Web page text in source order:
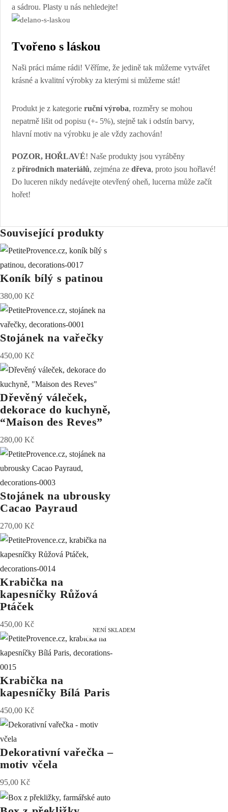
a sádrou. Plasty u nás nehledejte!
Tvořeno s láskou
Naši práci máme rádi! Věříme, že jedině tak můžeme vytvářet
krásné a kvalitní výrobky za kterými si můžeme stát!
Produkt je z kategorieruční výroba, rozměry se mohou
nepatrně lišit od popisu (+- 5%), stejně tak i odstín barvy,
hlavní motiv na výrobku je ale vždy zachován!
POZOR, HOŘLAVÉ! Naše produkty jsou vyráběny
zpřírodních materiálů, zejména zedřeva, proto jsou hořlavé!
Do luceren nikdy nedávejte otevřený oheň, lucerna může začít
hořet!
Související produkty
Koník bílý s patinou
380,00 Kč
Stojánek na vařečky
450,00 Kč
Dřevěný váleček,
dekorace do kuchyně,
“Maison des Reves”
280,00 Kč
Stojánek na ubrousky
Cacao Payraud
270,00 Kč
Krabička na
kapesníčky Růžová
Ptáček
450,00 Kč
Krabička na
kapesníčky Bílá Paris
450,00 Kč
Dekorativní vařečka –
motiv včela
95,00 Kč
NENÍ SKLADEM